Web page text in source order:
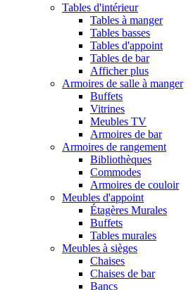
Tables d'intérieur
Tables à manger
Tables basses
Tables d'appoint
Tables de bar
Afficher plus
Armoires de salle à manger
Buffets
Vitrines
Meubles TV
Armoires de bar
Armoires de rangement
Bibliothèques
Commodes
Armoires de couloir
Meubles d'appoint
Étagères Murales
Buffets
Tables murales
Meubles à sièges
Chaises
Chaises de bar
Bancs